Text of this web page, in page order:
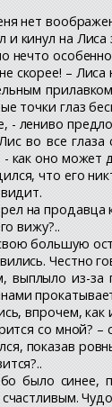
нет
и кинул на
нечто
скорее! – Лиса
точки глаз
- лениво
во все
оно может
что его
на продавца
вижу?..
большую
Честно
из-за
впрочем,
со мной?
показав
было синее,